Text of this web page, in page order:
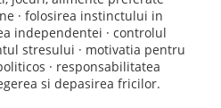
· folosirea instinctului in
independentei · controlul
stresului · motivatia pentru
· responsabilitatea
si depasirea fricilor.